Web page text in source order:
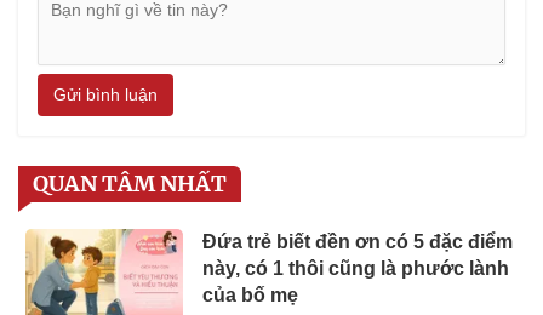
Gửi bình luận
QUAN TÂM NHẤT
Đứa trẻ biết đền ơn có 5 đặc điểm
này, có 1 thôi cũng là phước lành
của bố mẹ